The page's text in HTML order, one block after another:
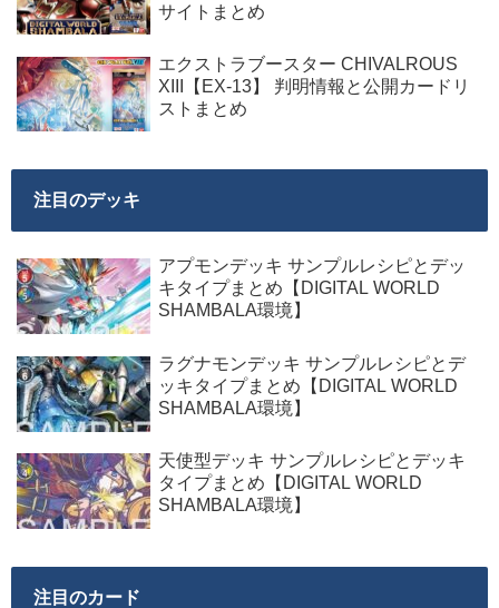
サイトまとめ
エクストラブースター CHIVALROUS
XIII【EX-13】 判明情報と公開カードリ
ストまとめ
注目のデッキ
アプモンデッキ サンプルレシピとデッ
キタイプまとめ【DIGITAL WORLD
SHAMBALA環境】
ラグナモンデッキ サンプルレシピとデ
ッキタイプまとめ【DIGITAL WORLD
SHAMBALA環境】
天使型デッキ サンプルレシピとデッキ
タイプまとめ【DIGITAL WORLD
SHAMBALA環境】
注目のカード